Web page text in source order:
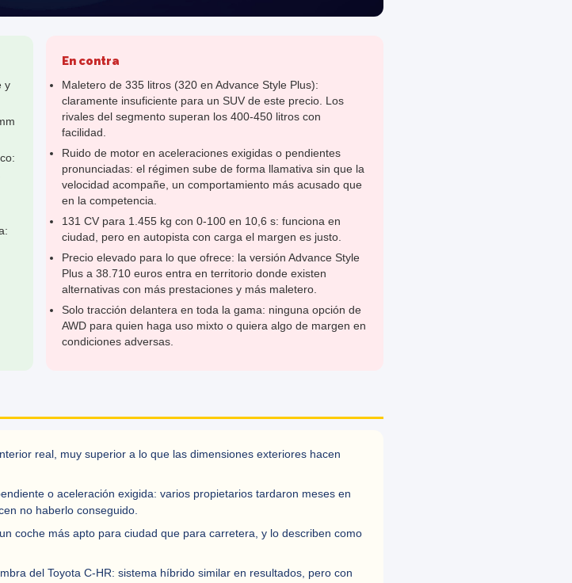
y
En contra
Maletero de 335 litros (320 en Advance Style Plus):
claramente insuficiente para un SUV de este precio. Los
rivales del segmento superan los 400-450 litros con
facilidad.
Ruido de motor en aceleraciones exigidas o pendientes
pronunciadas: el régimen sube de forma llamativa sin que la
velocidad acompañe, un comportamiento más acusado que
en la competencia.
131 CV para 1.455 kg con 0-100 en 10,6 s: funciona en
ciudad, pero en autopista con carga el margen es justo.
Precio elevado para lo que ofrece: la versión Advance Style
Plus a 38.710 euros entra en territorio donde existen
alternativas con más prestaciones y más maletero.
Solo tracción delantera en toda la gama: ninguna opción de
AWD para quien haga uso mixto o quiera algo de margen en
condiciones adversas.
real, muy superior a lo que las dimensiones exteriores hacen
o aceleración exigida: varios propietarios tardaron meses en
no haberlo conseguido.
coche más apto para ciudad que para carretera, y lo describen como
del Toyota C-HR: sistema híbrido similar en resultados, pero con